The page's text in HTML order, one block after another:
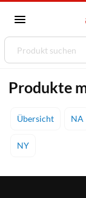
Produkte
Übersicht NA
NY